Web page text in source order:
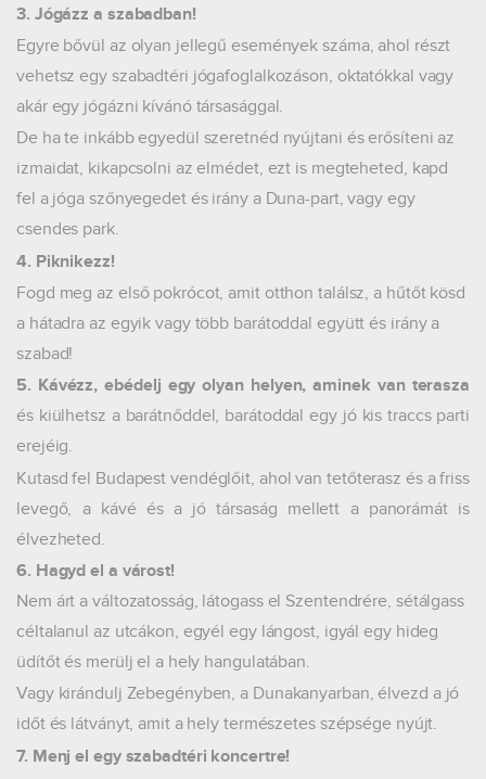
3. Jógázz a szabadban!
Egyre bővül az olyan jellegű események száma, ahol részt
vehetsz egy szabadtéri jógafoglalkozáson, oktatókkal vagy
akár egy jógázni kívánó társasággal.
De ha te inkább egyedül szeretnéd nyújtani és erősíteni az
izmaidat, kikapcsolni az elmédet, ezt is megteheted, kapd
fel a jóga szőnyegedet és irány a Duna-part, vagy egy
csendes park.
4. Piknikezz!
Fogd meg az első pokrócot, amit otthon találsz, a hűtőt kösd
a hátadra az egyik vagy több barátoddal együtt és irány a
szabad!
5. Kávézz, ebédelj egy olyan helyen, aminek van terasza
és kiülhetsz a barátnőddel, barátoddal egy jó kis traccs parti
erejéig.
Kutasd fel Budapest vendéglőit, ahol van tetőterasz és a friss
levegő, a kávé és a jó társaság mellett a panorámát is
élvezheted.
6. Hagyd el a várost!
Nem árt a változatosság, látogass el Szentendrére, sétálgass
céltalanul az utcákon, egyél egy lángost, igyál egy hideg
üdítőt és merülj el a hely hangulatában.
Vagy kirándulj Zebegényben, a Dunakanyarban, élvezd a jó
időt és látványt, amit a hely természetes szépsége nyújt.
7. Menj el egy szabadtéri koncertre!